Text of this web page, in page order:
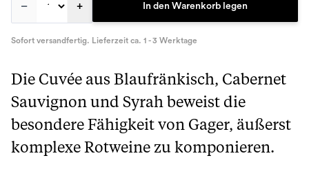
– + In den Warenkorb legen
Sofort versandfertig. Lieferzeit ca. 1 - 3 Werktage
Die Cuvée aus Blaufränkisch, Cabernet
Sauvignon und Syrah beweist die
besondere Fähigkeit von Gager, äußerst
komplexe Rotweine zu komponieren.